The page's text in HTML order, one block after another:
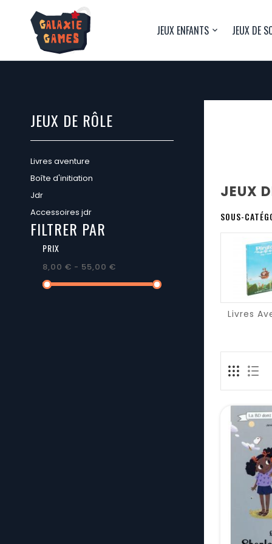
JEUX ENFANTS JEUX DE
JEUX DE RÔLE
Livres aventure
Boîte d'initiation
Jdr
Accessoires jdr
FILTRER PAR
PRIX
8,00 € - 55,00 €
JEUX
SOUS-
Livres